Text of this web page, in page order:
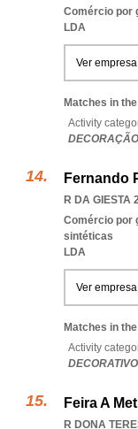
Comércio por
LDA
Ver empresa
Matches in
Activity
Fernando
R DA GIESTA
Comércio por
sintéticas
LDA
Ver empresa
Matches in
Activity
Feira A
R DONA